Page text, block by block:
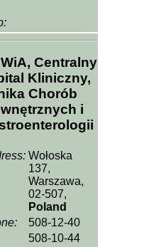
Centralny
Kliniczny,
Chorób
i
Wołoska
137,
Warszawa,
02-507,
Poland
508-12-40
508-10-44